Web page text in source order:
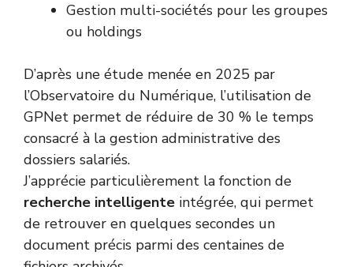
Gestion multi-sociétés pour les groupes
ou holdings
D’après une étude menée en 2025 par
l’Observatoire du Numérique, l’utilisation de
GPNet permet de réduire de 30 % le temps
consacré à la gestion administrative des
dossiers salariés.
J’apprécie particulièrement la fonction de
recherche intelligente intégrée, qui permet
de retrouver en quelques secondes un
document précis parmi des centaines de